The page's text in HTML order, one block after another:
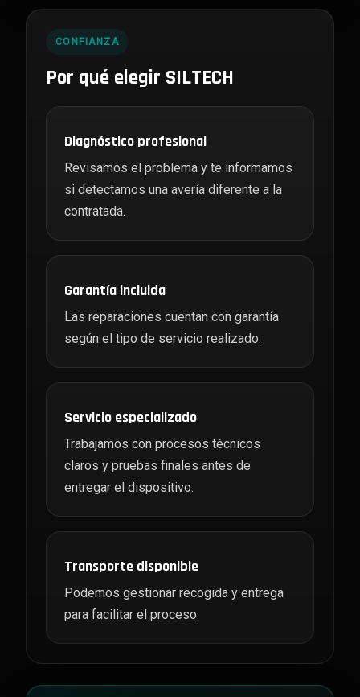
CONFIANZA
Por qué elegir SILTECH
Diagnóstico profesional
Revisamos el problema y te informamos
si detectamos una avería diferente a la
contratada.
Garantía incluida
Las reparaciones cuentan con garantía
según el tipo de servicio realizado.
Servicio especializado
Trabajamos con procesos técnicos
claros y pruebas finales antes de
entregar el dispositivo.
Transporte disponible
Podemos gestionar recogida y entrega
para facilitar el proceso.